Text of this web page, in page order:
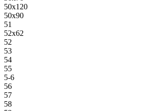
50х120
50х90
51
52х62
52
53
54
55
5-6
56
57
58